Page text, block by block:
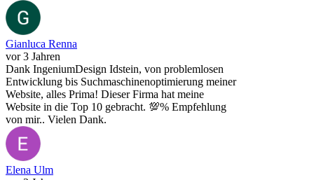
Gianluca Renna
vor 3 Jahren
Dank IngeniumDesign Idstein, von problemlosen
Entwicklung bis Suchmaschinenoptimierung meiner
Website, alles Prima! Dieser Firma hat meine
Website in die Top 10 gebracht. 💯% Empfehlung
von mir.. Vielen Dank.
Elena Ulm